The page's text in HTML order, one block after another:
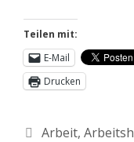
Teilen mit:
E-Mail
Drucken
Arbeit,